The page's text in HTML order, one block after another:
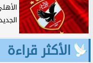
الأكثر قراءة